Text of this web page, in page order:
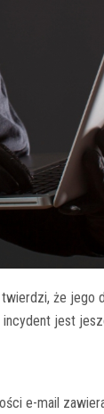
że jego
jest
e-mail